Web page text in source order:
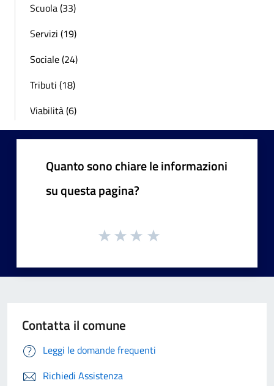
Scuola (33)
Servizi (19)
Sociale (24)
Tributi (18)
Viabilità (6)
Quanto sono chiare le informazioni
su questa pagina?
Contatta il comune
Leggi le domande frequenti
Richiedi Assistenza